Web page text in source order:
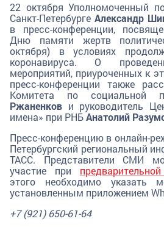
22 октября Уполномоченный
Санкт-Петербурге Александр
в пресс-конференции,
Дню памяти жертв
октября) в условиях
коронавируса. О
мероприятий, приуроченных к
пресс-конференции также
Комитета по социальной
Ржаненков и руководитель
имена» при РНБАнатолий
Пресс-конференцию в онлайн-
Петербургский региональный
ТАСС. Представители СМИ
участие при
этого необходимо указать
установленным приложением
+7 (921) 650-61-64